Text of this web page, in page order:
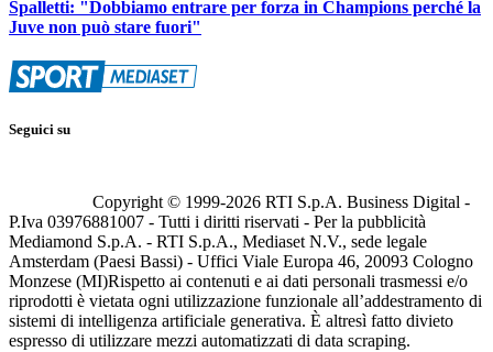
Spalletti: "Dobbiamo entrare per forza in Champions perché la
Juve non può stare fuori"
Seguici su
Copyright © 1999-2026 RTI S.p.A. Business Digital -
P.Iva 03976881007 - Tutti i diritti riservati - Per la pubblicità
Mediamond S.p.A. - RTI S.p.A., Mediaset N.V., sede legale
Amsterdam (Paesi Bassi) - Uffici Viale Europa 46, 20093 Cologno
Monzese (MI)Rispetto ai contenuti e ai dati personali trasmessi e/o
riprodotti è vietata ogni utilizzazione funzionale all’addestramento di
sistemi di intelligenza artificiale generativa. È altresì fatto divieto
espresso di utilizzare mezzi automatizzati di data scraping.